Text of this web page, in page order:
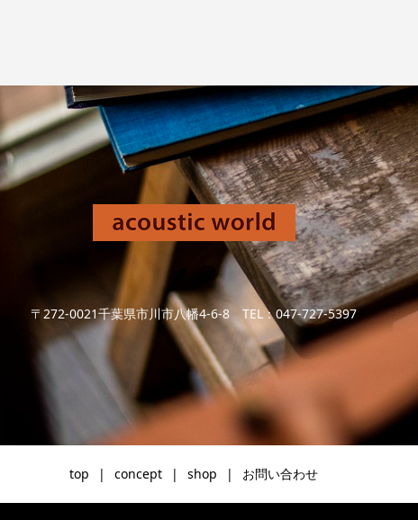
〒272-0021千葉県市川市八幡4-6-8 TEL：047-727-5397
top concept shop お問い合わせ